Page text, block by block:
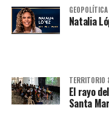
Natalia
TERRITORIO
El rayo
Santa